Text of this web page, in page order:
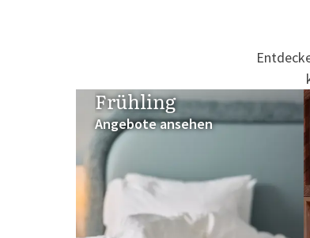
Frühling
Angebote ansehen